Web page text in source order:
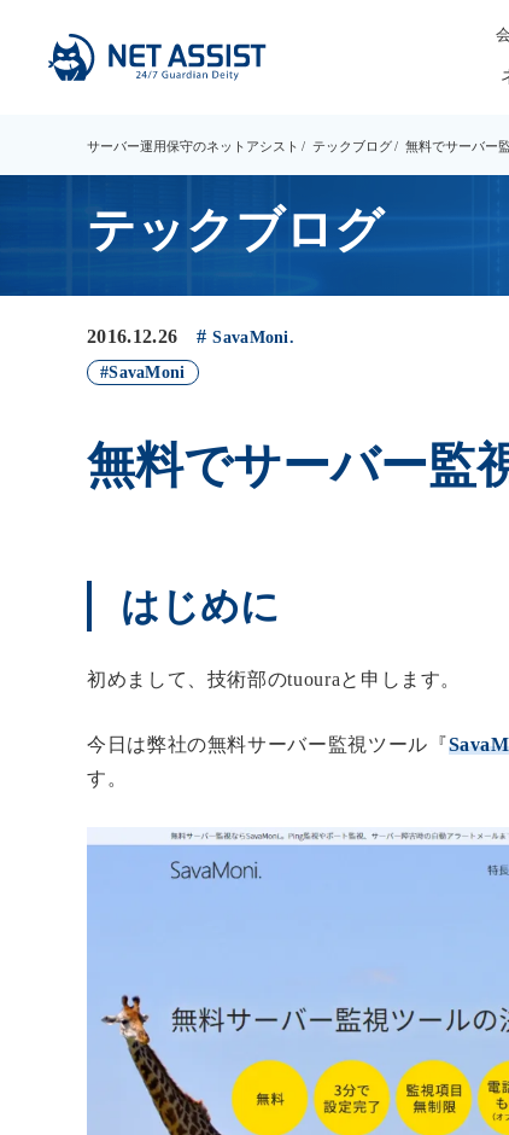
サーバー運用保守のネットアシスト テックブログ 無料でサーバー
テックブログ
2016.12.26
SavaMoni.
SavaMoni
無料でサーバー監
はじめに
初めまして、技術部のtuouraと申します。
今日は弊社の無料サーバー監視ツール『
す。